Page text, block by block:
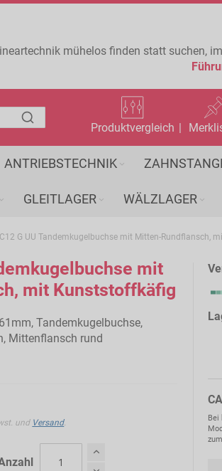
mühelos finden statt suchen,
Produktvergleich
ANTRIEBSTECHNIK
GLEITLAGER WÄLZLAGER
G UU Tandemkugelbuchse mit Mitten-Rundflansch,
mit
mit Kunststoffkäfig
Tandemkugelbuchse,
Mittenflansch rund
und Versand.
Bei